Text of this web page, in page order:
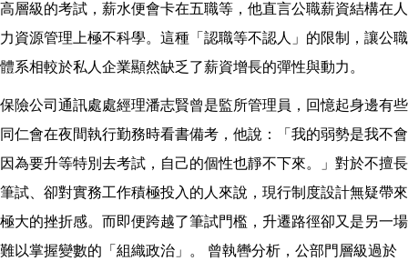
高層級的考試，薪水便會卡在五職等，他直言公職薪資結構在人
力資源管理上極不科學。這種「認職等不認人」的限制，讓公職
體系相較於私人企業顯然缺乏了薪資增長的彈性與動力。
保險公司通訊處處經理潘志賢曾是監所管理員，回憶起身邊有些
同仁會在夜間執行勤務時看書備考，他說：「我的弱勢是我不會
因為要升等特別去考試，自己的個性也靜不下來。」對於不擅長
筆試、卻對實務工作積極投入的人來說，現行制度設計無疑帶來
極大的挫折感。而即便跨越了筆試門檻，升遷路徑卻又是另一場
難以掌握變數的「組織政治」。 曾執轡分析，公部門層級過於